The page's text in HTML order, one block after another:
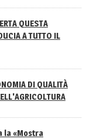
QUESTA
A TUTTO IL
DI QUALITÀ
la «Mostra